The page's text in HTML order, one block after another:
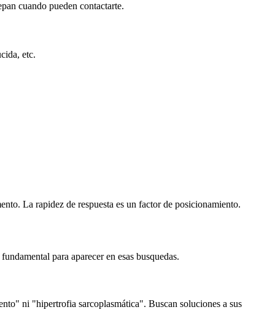
cuando pueden contactarte.
etc.
La rapidez de respuesta es un factor de posicionamiento.
para aparecer en esas busquedas.
ni "hipertrofia sarcoplasmática". Buscan soluciones a sus